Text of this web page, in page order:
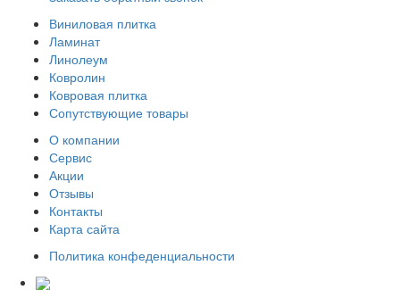
Виниловая плитка
Ламинат
Линолеум
Ковролин
Ковровая плитка
Сопутствующие товары
О компании
Сервис
Акции
Отзывы
Контакты
Карта сайта
Политика конфеденциальности